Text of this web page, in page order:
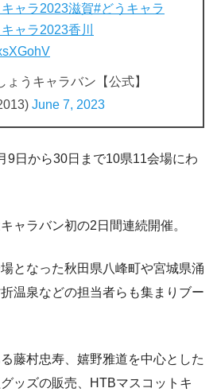
ャラ2023滋賀#どうキャラ
ャラ2023香川
うキャラバン【公式】
June 7, 2023
9日から30日まで10県11会場にわ
ャラバン初の2日間連続開催。
となった秋田県八峰町や宮城県涌
温泉などの担当者らも集まりブー
藤村忠寿、嬉野雅道を中心とした
ッズの販売、HTBマスコットキ